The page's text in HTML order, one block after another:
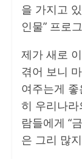
을 가지고
인물” 프로
제가 새로
겪어 보니
여주는게
히 우리나
람들에게 “
은 그리 많